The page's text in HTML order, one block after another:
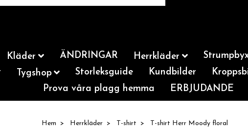
Kläder ÄNDRINGAR Herrkläder
Tygshop Storleksguide Kundbilder
Prova våra plagg hemma
ERBJUDANDE
Hem Herrkläder T-shirt T-shirt Herr Moody floral